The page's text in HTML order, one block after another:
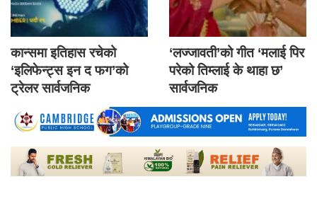
कान्समा इतिहास रचेको
‘इलिफेन्ट्स इन द फग’को
ट्रेलर सार्वजनिक
‘लज्जावती’को गीत ‘मलाई पिर
परेको तिम्लाई के थाहा छ’
सार्वजनिक